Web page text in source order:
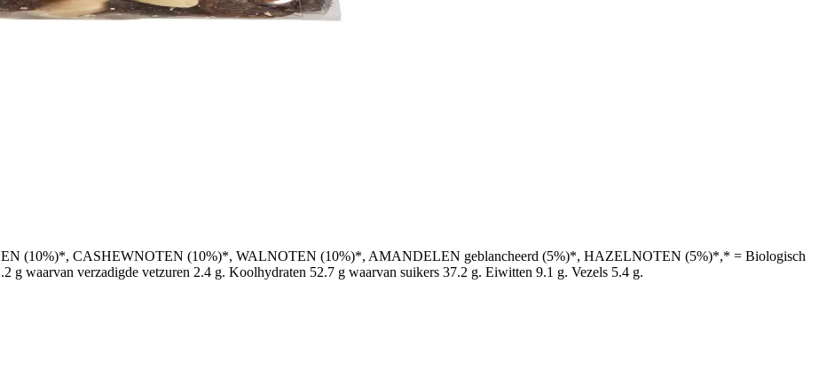
(10%)*, CASHEWNOTEN (10%)*, WALNOTEN (10%)*, AMANDELEN geblancheerd (5%)*, HAZELNOTEN (5%)*,* = Biologisch
g waarvan verzadigde vetzuren 2.4 g. Koolhydraten 52.7 g waarvan suikers 37.2 g. Eiwitten 9.1 g. Vezels 5.4 g.